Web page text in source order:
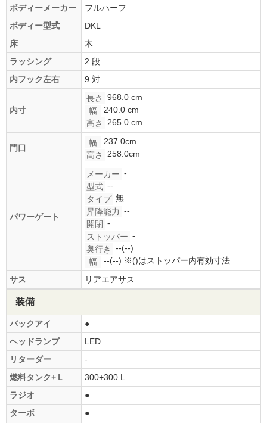
ボディーメーカー
フルハーフ
ボディー型式
DKL
床
木
ラッシング
2 段
内フック左右
9 対
内寸
長さ
968.0 cm
幅
240.0 cm
高さ
265.0 cm
門口
幅
237.0cm
高さ
258.0cm
パワーゲート
メーカー -
型式 --
タイプ 無
昇降能力 --
開閉 -
ストッパー -
奥行き
--(--)
幅
--(--) ※()はストッパー内有効寸法
サス
リアエアサス
装備
バックアイ
●
ヘッドランプ
LED
リターダー
-
燃料タンク+Ｌ
300+300 L
ラジオ
●
ターボ
●